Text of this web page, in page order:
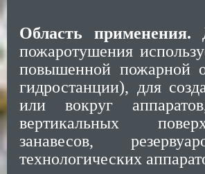
Область применения.
пожаротушения
повышенной пожарной
гидростанции), для
или вокруг
вертикальных
занавесов,
технологических